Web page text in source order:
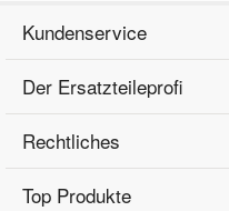
Kundenservice
Der Ersatzteileprofi
Rechtliches
Top Produkte